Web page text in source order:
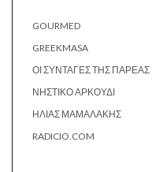
GOURMED
GREEKMASA
ΟΙ ΣΥΝΤΑΓΈΣ ΤΗΣ ΠΑΡΈΑΣ
ΝΗΣΤΙΚΌ ΑΡΚΟΎΔΙ
ΗΛΊΑΣ ΜΑΜΑΛΆΚΗΣ
RADICIO.COM